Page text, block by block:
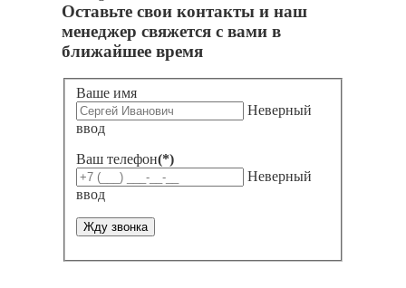
Оставьте свои контакты и наш
менеджер свяжется с вами в
ближайшее время
Ваше имя
Неверный
ввод
Ваш телефон(*)
Неверный
ввод
Жду звонка